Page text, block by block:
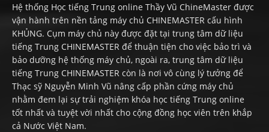
Hệ thống Học tiếng Trung online Thầy Vũ ChineMaster được
vận hành trên nền tảng máy chủ CHINEMASTER cấu hình
KHỦNG. Cụm máy chủ này được đặt tại trung tâm dữ liệu
tiếng Trung CHINEMASTER để thuận tiện cho việc bảo trì và
bảo dưỡng hệ thống máy chủ, ngoài ra, trung tâm dữ liệu
tiếng Trung CHINEMASTER còn là nơi vô cùng lý tưởng để
Thạc sỹ Nguyễn Minh Vũ nâng cấp phần cứng máy chủ
nhằm đem lại sự trải nghiệm khóa học tiếng Trung online
tốt nhất và tuyệt vời nhất cho cộng đồng học viên trên khắp
cả Nước Việt Nam.